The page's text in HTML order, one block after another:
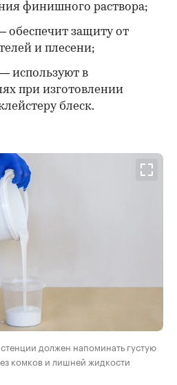
финишного раствора;
защиту от
и плесени;
используют в
при изготовлении
блеск.
должен напоминать густую
комков и лишней жидкости